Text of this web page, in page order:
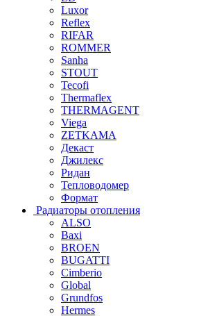
Luxor
Reflex
RIFAR
ROMMER
Sanha
STOUT
Tecofi
Thermaflex
THERMAGENT
Viega
ZETKAMA
Декаст
Джилекс
Ридан
Тепловодомер
Формат
Радиаторы отопления
ALSO
Baxi
BROEN
BUGATTI
Cimberio
Global
Grundfos
Hermes